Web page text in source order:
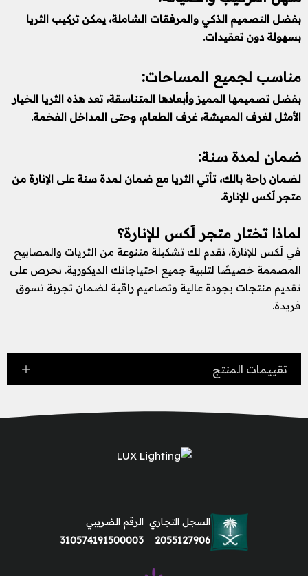
بفضل التصميم الذكي والمرفقات الشاملة، يمكن تركيب الثريا
بسهولة دون تعقيدات.
مناسب لجميع المساحات:
بفضل تصميمها المميز وأبعادها المتناسقة، تعد هذه الثريا الخيار
الأمثل لغرف المعيشة، غرف الطعام، وحتى المداخل الفخمة.
ضمان لمدة سنة:
لضمان راحة بالك، تأتي الثريا مع ضمان لمدة سنة على الإنارة من
متجر لَكس للإنارة.
لماذا تختار متجر لَكس للإنارة؟
في لَكس للإنارة، نقدم لك تشكيلة متنوعة من الثريات والمصابيح
المصممة خصيصًا لتلبية جميع احتياجاتك الديكورية. نحرص على
تقديم منتجات بجودة عالية وتصاميم راقية لضمان تجربة تسوق
فريدة.
تقييمات المنتج
السجل التجاري
2055127906
الرقم الضريبي
310574191500003